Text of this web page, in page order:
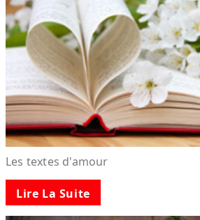
Les textes d'amour
Lire La Suite